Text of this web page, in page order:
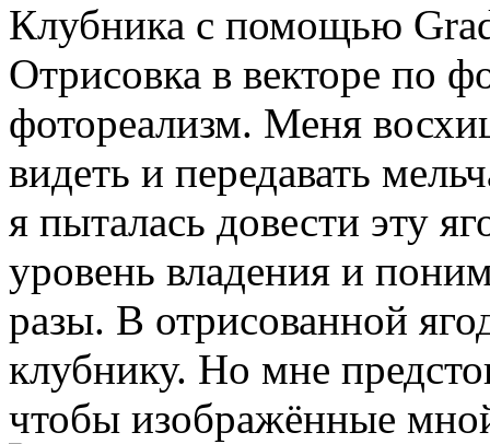
Клубника с помощью
Отрисовка в векторе по
фотореализм. Меня
видеть и передавать
я пыталась довести эту
уровень владения и
разы. В отрисованной
клубнику. Но мне
чтобы изображённые